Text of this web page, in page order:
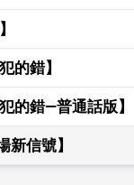
的錯】
的錯—普通話版】
新信號】